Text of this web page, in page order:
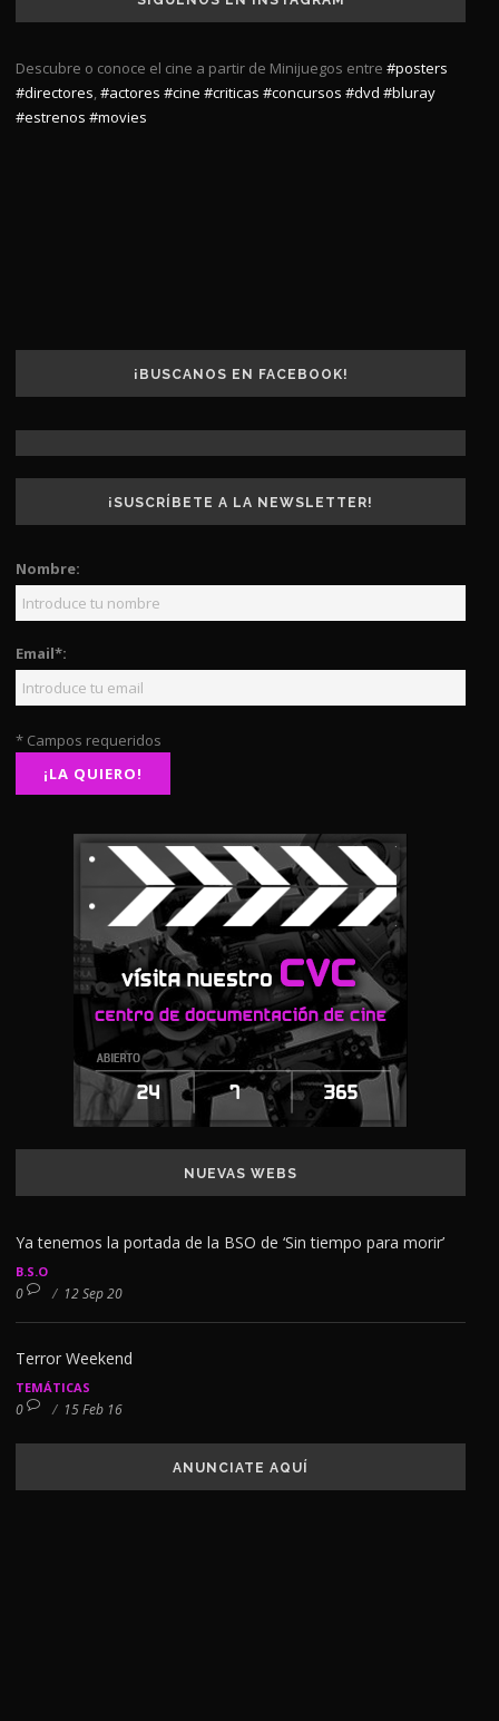
Descubre o conoce el cine a partir de Minijuegos entre #posters
#directores,#actores #cine #criticas #concursos #dvd #bluray
#estrenos #movies
¡BUSCANOS EN FACEBOOK!
¡SUSCRÍBETE A LA NEWSLETTER!
Nombre:
Email*:
* Campos requeridos
NUEVAS WEBS
Ya tenemos la portada de la BSO de ‘Sin tiempo para morir’
B.S.O
0 / 12 Sep 20
Terror Weekend
TEMÁTICAS
0 / 15 Feb 16
ANUNCIATE AQUÍ